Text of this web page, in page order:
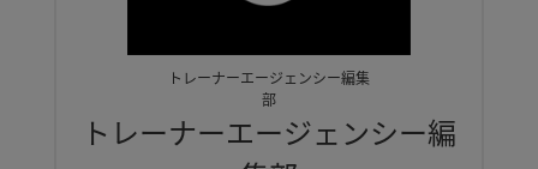
トレーナーエージェンシー編集
部
トレーナーエージェンシー編